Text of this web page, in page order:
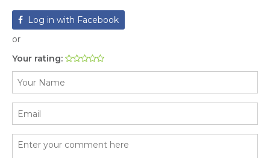
Log in with Facebook
or
Your rating: